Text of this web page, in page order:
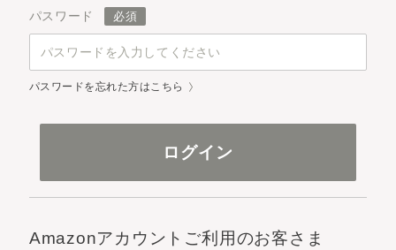
パスワード
パスワードを忘れた方はこちら
Amazonアカウントご利用のお客さま